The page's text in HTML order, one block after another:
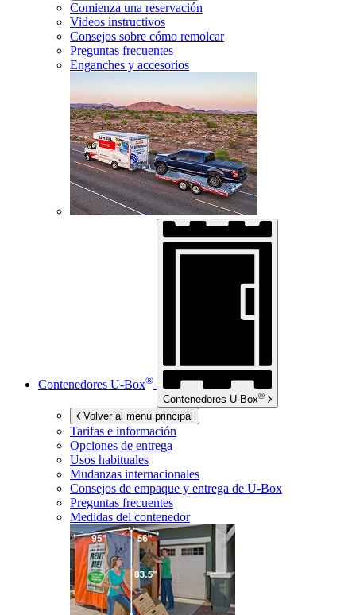
Comienza una reservación
Videos instructivos
Consejos sobre cómo remolcar
Preguntas frecuentes
Enganches y accesorios
Contenedores U-Box®
Contenedores U-Box®
Volver al menú principal
Tarifas e información
Opciones de entrega
Usos habituales
Mudanzas internacionales
Consejos de empaque y entrega de U-Box
Preguntas frecuentes
Medidas del contenedor